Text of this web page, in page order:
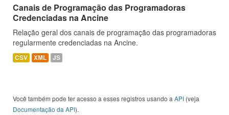
Canais de Programação das Programadoras
Credenciadas na Ancine
Relação geral dos canais de programação das programadoras
regularmente credenciadas na Ancine.
CSV XML JS
Você também pode ter acesso a esses registros usando a API (veja
Documentação da API).